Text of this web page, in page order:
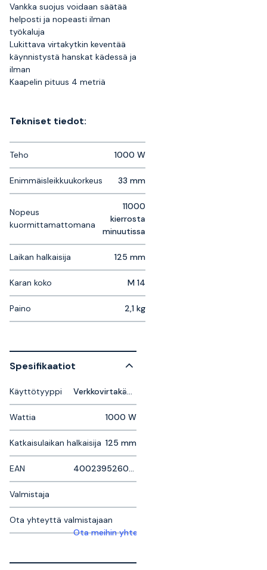
Vankka suojus voidaan säätää
helposti ja nopeasti ilman
työkaluja
Lukittava virtakytkin keventää
käynnistystä hanskat kädessä ja
ilman
Kaapelin pituus 4 metriä
Tekniset tiedot:
Teho 1000 W
Enimmäisleikkuukorkeus 33 mm
Nopeus
kuormittamattomana
11000
kierrosta
minuutissa
Laikan halkaisija 125 mm
Karan koko M 14
Paino 2,1 kg
Spesifikaatiot
Käyttötyyppi Verkkovirtakäyttöinen
Wattia 1000 W
Katkaisulaikan halkaisija 125 mm
EAN 4002395260874
Valmistaja
Ota yhteyttä valmistajaan
Ota meihin yhteyttä saadaksesi lisätietoja